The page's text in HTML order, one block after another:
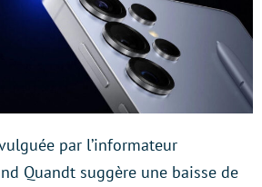
par l’informateur
Quandt suggère une baisse de